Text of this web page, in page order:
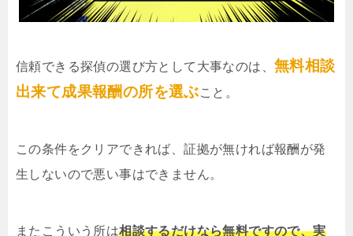
信頼できる探偵の選び方として大事なのは、 無料相談
出来て成果報酬の所を選ぶこと。
この条件をクリアできれば、証拠が無ければ報酬が発
生しないので悪い事はできません。
またこういう所は相談するだけなら無料ですので、実